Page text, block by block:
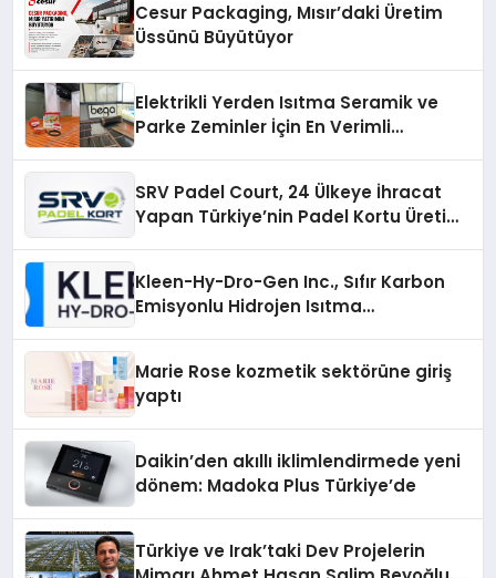
Cesur Packaging, Mısır’daki Üretim
Üssünü Büyütüyor
Elektrikli Yerden Isıtma Seramik ve
Parke Zeminler İçin En Verimli
SRV Padel Court, 24 Ülkeye İhracat
Yapan Türkiye’nin Padel Kortu Üretim
Kleen-Hy-Dro-Gen Inc., Sıfır Karbon
Emisyonlu Hidrojen Isıtma
Marie Rose kozmetik sektörüne giriş
yaptı
Daikin’den akıllı iklimlendirmede yeni
dönem: Madoka Plus Türkiye’de
Türkiye ve Irak’taki Dev Projelerin